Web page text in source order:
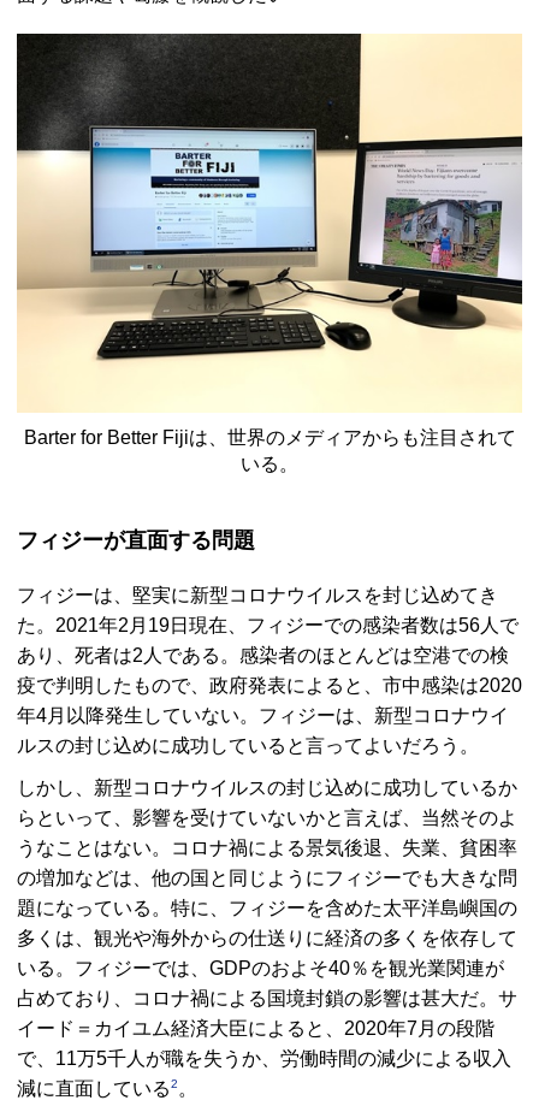
Barter for Better Fijiは、世界のメディアからも注目されて
いる。
フィジーが直面する問題
フィジーは、堅実に新型コロナウイルスを封じ込めてき
た。2021年2月19日現在、フィジーでの感染者数は56人で
あり、死者は2人である。感染者のほとんどは空港での検
疫で判明したもので、政府発表によると、市中感染は2020
年4月以降発生していない。フィジーは、新型コロナウイ
ルスの封じ込めに成功していると言ってよいだろう。
しかし、新型コロナウイルスの封じ込めに成功しているか
らといって、影響を受けていないかと言えば、当然そのよ
うなことはない。コロナ禍による景気後退、失業、貧困率
の増加などは、他の国と同じようにフィジーでも大きな問
題になっている。特に、フィジーを含めた太平洋島嶼国の
多くは、観光や海外からの仕送りに経済の多くを依存して
いる。フィジーでは、 GDPのおよそ40％を観光業関連が
占めており、コロナ禍による国境封鎖の影響は甚大だ。サ
イード＝カイユム経済大臣によると、2020年7月の段階
で、11万5千人が職を失うか、労働時間の減少による収入
減に直面している2 。